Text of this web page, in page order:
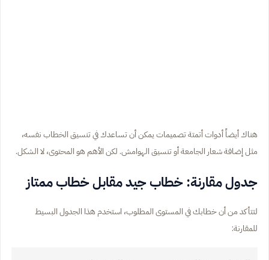
هناك أيضاً أدوات أتمتة تصميمات يمكن أن تساعدك في تنسيق الخطاب نفسه،
مثل إضافة شعار الجامعة أو تنسيق الهوامش. لكن الأهم هو المحتوى، لا الشكل.
جدول مقارنة: خطاب جيد مقابل خطاب ممتاز
لتتأكد من أن خطابك في المستوى المطلوب، استخدم هذا الجدول البسيط
للمقارنة: